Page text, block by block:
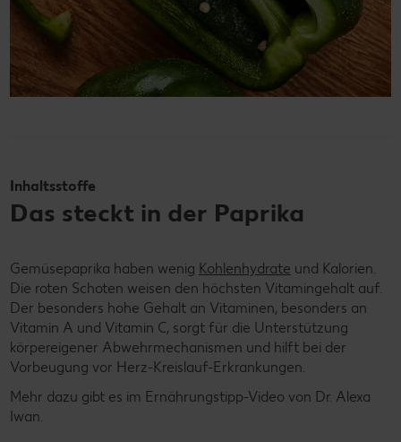
Inhaltsstoffe
Das steckt in der Paprika
Gemüsepaprika haben wenig Kohlenhydrate und Kalorien.
Die roten Schoten weisen den höchsten Vitamingehalt auf.
Der besonders hohe Gehalt an Vitaminen, besonders an
Vitamin A und Vitamin C, sorgt für die Unterstützung
körpereigener Abwehrmechanismen und hilft bei der
Vorbeugung vor Herz-Kreislauf-Erkrankungen.
Mehr dazu gibt es im Ernährungstipp-Video von Dr. Alexa
Iwan.